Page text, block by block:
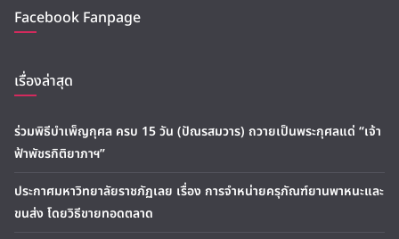
Facebook Fanpage
เรื่องล่าสุด
ร่วมพิธีบำเพ็ญกุศล ครบ 15 วัน (ปัณรสมวาร) ถวายเป็นพระกุศลแด่ “เจ้า
ฟ้าพัชรกิติยาภาฯ”
ประกาศมหาวิทยาลัยราชภัฏเลย เรื่อง การจำหน่ายครุภัณฑ์ยานพาหนะและ
ขนส่ง โดยวิธีขายทอดตลาด